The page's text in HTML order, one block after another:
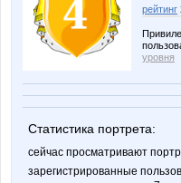
рейтинг
уровня
Статистика портрета:
сейчас просматривают
зарегистрированные